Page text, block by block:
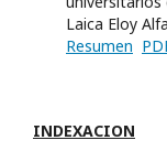
Laica Eloy
Resumen
INDEXACION